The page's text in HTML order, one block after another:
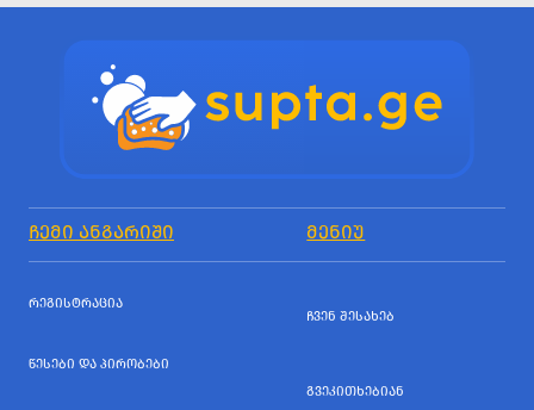
ᲩᲔᲛᲘ ᲐᲜᲒᲐᲠᲘᲨᲘ ᲛᲔᲜᲘᲣ
ᲠᲔᲒᲘᲡᲢᲠᲐᲪᲘᲐ
ᲬᲔᲡᲔᲑᲘ ᲓᲐ ᲞᲘᲠᲝᲑᲔᲑᲘ
ᲩᲕᲔᲜ ᲨᲔᲡᲐᲮᲔᲑ
ᲒᲕᲔᲙᲘᲗᲮᲔᲑᲘᲐᲜ